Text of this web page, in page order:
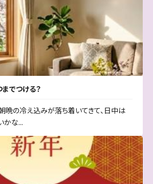
でつける？
晩の冷え込みが落ち着いてきて、日中は
かな...